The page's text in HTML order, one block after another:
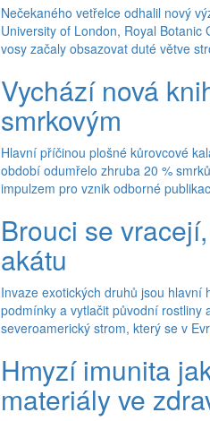
Nečekaného vetřelce odhalil nový
University of London, Royal
vosy začaly obsazovat duté větve
Vychází nová
smrkovým
Hlavní příčinou plošné kůrovcové
období odumřelo zhruba 20 %
impulzem pro vznik odborné
Brouci se
akátu
Invaze exotických druhů jsou
podmínky a vytlačit původní rostliny
severoamerický strom, který se v
Hmyzí imunita
materiály ve